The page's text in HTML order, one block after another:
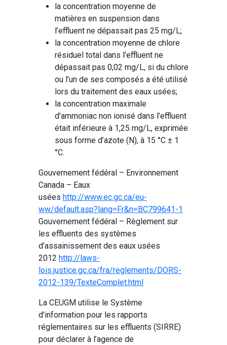
la concentration moyenne de
matières en suspension dans
l’effluent ne dépassait pas 25 mg/L;
la concentration moyenne de chlore
résiduel total dans l’effluent ne
dépassait pas 0,02 mg/L, si du chlore
ou l’un de ses composés a été utilisé
lors du traitement des eaux usées;
la concentration maximale
d’ammoniac non ionisé dans l’effluent
était inférieure à 1,25 mg/L, exprimée
sous forme d’azote (N), à 15 °C ± 1
°C.
Gouvernement fédéral – Environnement
Canada – Eaux
usées http://www.ec.gc.ca/eu-
ww/default.asp?lang=Fr&n=BC799641-1
Gouvernement fédéral – Règlement sur
les effluents des systèmes
d’assainissement des eaux usées
2012 http://laws-
lois.justice.gc.ca/fra/reglements/DORS-
2012-139/TexteComplet.html
La CEUGM utilise le Système
d'information pour les rapports
réglementaires sur les effluents (SIRRE)
pour déclarer à l’agence de